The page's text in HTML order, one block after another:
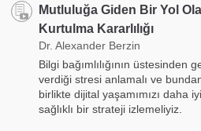
Mutluluğa Giden Bir Yol
Kurtulma Kararlılığı
Dr. Alexander Berzin
Bilgi bağımlılığının üstesinden
verdiği stresi anlamalı ve
birlikte dijital yaşamımızı daha
sağlıklı bir strateji izlemeliyiz.